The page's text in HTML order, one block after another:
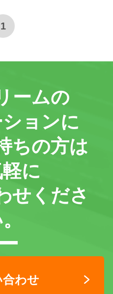
1
ームの
ョンに
ちの方は
に
せくださ
合わせ